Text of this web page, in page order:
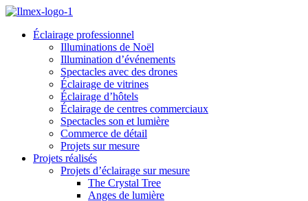
Éclairage professionnel
Illuminations de Noël
Illumination d’événements
Spectacles avec des drones
Éclairage de vitrines
Éclairage d’hôtels
Éclairage de centres commerciaux
Spectacles son et lumière
Commerce de détail
Projets sur mesure
Projets réalisés
Projets d’éclairage sur mesure
The Crystal Tree
Anges de lumière